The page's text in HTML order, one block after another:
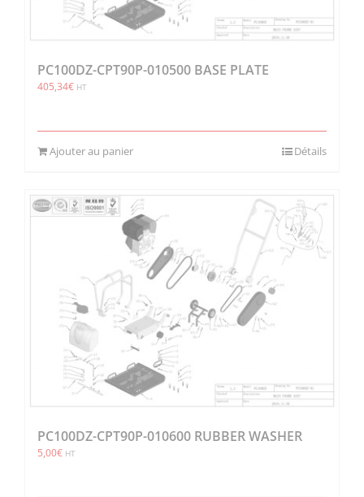
PC100DZ-CPT90P-010500 BASE PLATE
405,34€ HT
Ajouter au panier Détails
PC100DZ-CPT90P-010600 RUBBER WASHER
5,00€ HT